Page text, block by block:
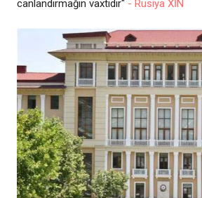
canlandırmağın vaxtıdır" - Rusiya XİN